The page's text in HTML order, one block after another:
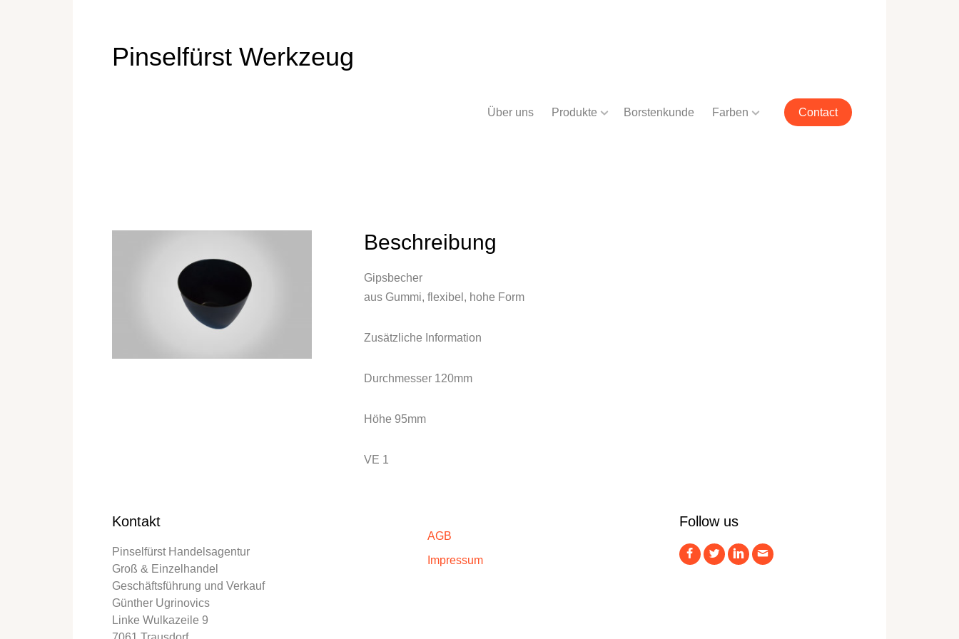
Pinselfürst Werkzeug
Über uns Produkte Borstenkunde Farben Contact
Beschreibung
Gipsbecher
aus Gummi, flexibel, hohe Form
Zusätzliche Information
Durchmesser 120mm
Höhe 95mm
VE 1
Kontakt
Pinselfürst Handelsagentur
Groß & Einzelhandel
Geschäftsführung und Verkauf
Günther Ugrinovics
Linke Wulkazeile 9
AGB
Impressum
Follow us